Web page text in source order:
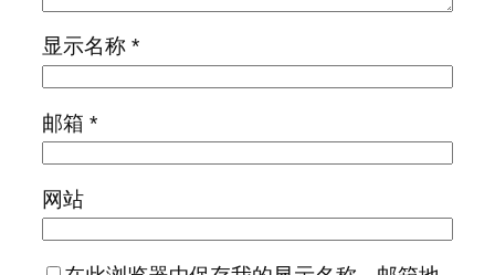
显示名称 *
邮箱 *
网站